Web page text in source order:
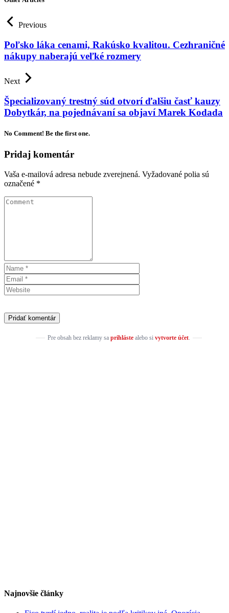
Previous
Poľsko láka cenami, Rakúsko kvalitou. Cezhraničné
nákupy naberajú veľké rozmery
Next
Špecializovaný trestný súd otvorí ďalšiu časť kauzy
Dobytkár, na pojednávaní sa objaví Marek Kodada
No Comment! Be the first one.
Pridaj komentár
Vaša e-mailová adresa nebude zverejnená. Vyžadované polia sú
označené *
Pre obsah bez reklamy sa prihlástealebo si vytvorte účet.
Najnovšie články